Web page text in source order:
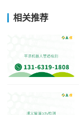
相关推荐